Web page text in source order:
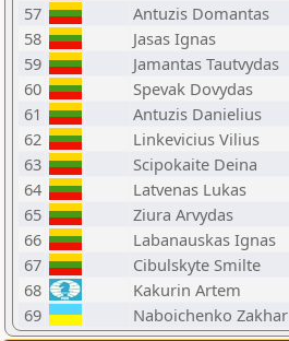
57
Antuzis Domantas
58
Jasas Ignas
59
Jamantas Tautvydas
60
Spevak Dovydas
61
Antuzis Danielius
62
Linkevicius Vilius
63
Scipokaite Deina
64
Latvenas Lukas
65
Ziura Arvydas
66
Labanauskas Ignas
67
Cibulskyte Smilte
68
Kakurin Artem
69
Naboichenko Zakhar